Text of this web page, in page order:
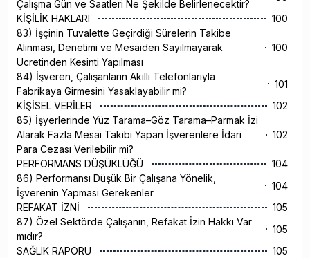
Çalışma Gün ve Saatleri Ne Şekilde Belirlenecektir?
KİŞİLİK HAKLARI
100
83) İşçinin Tuvalette Geçirdiği Sürelerin Takibe
Alınması, Denetimi ve Mesaiden Sayılmayarak
Ücretinden Kesinti Yapılması
100
84) İşveren, Çalışanların Akıllı Telefonlarıyla
Fabrikaya Girmesini Yasaklayabilir mi?
101
KİŞİSEL VERİLER
102
85) İşyerlerinde Yüz Tarama–Göz Tarama–Parmak İzi
Alarak Fazla Mesai Takibi Yapan İşverenlere İdari
Para Cezası Verilebilir mi?
102
PERFORMANS DÜŞÜKLÜĞÜ
104
86) Performansı Düşük Bir Çalışana Yönelik,
İşverenin Yapması Gerekenler
104
REFAKAT İZNİ
105
87) Özel Sektörde Çalışanın, Refakat İzin Hakkı Var
mıdır?
105
SAĞLIK RAPORU
105